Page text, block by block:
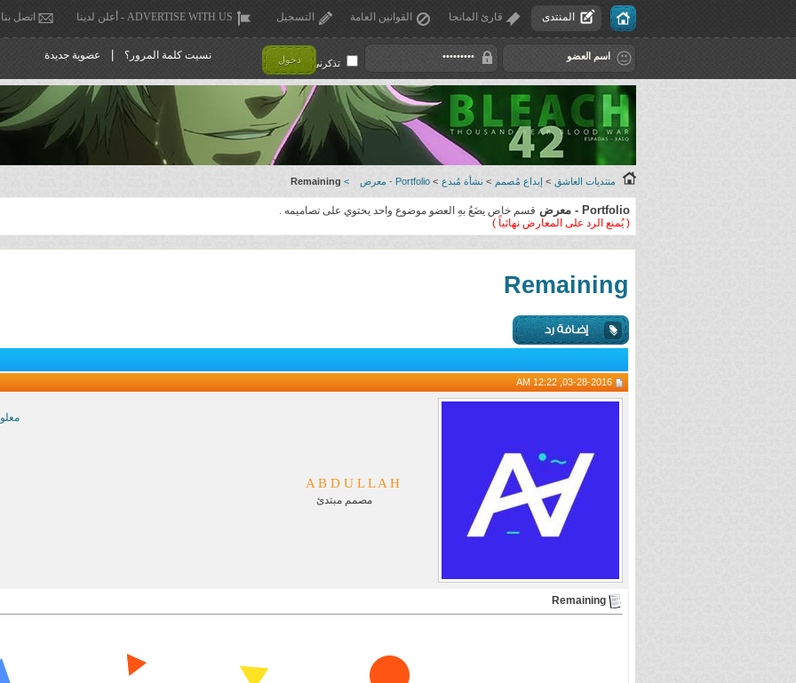
المنتدى قارئ المانجا القوانين العامة التسجيل ADVERTISE WITH US - أعلن لدينا اتصل بنا
تذكرني ! دخول نسيت كلمة المرور؟ عضوية جديدة
منتديات العاشق > إبداع مُصمم > نشأة مُبدع > Portfolio - معرض >
Remaining
Portfolio - معرض
قسم خاص يضَعُ بهِ العضو موضوع واحد يحتوي على تصاميمه .
( يُمنع الرد على المعارض نهائياً )
Remaining
A B D U L L A H
مصمم مبتدئ
Remaining